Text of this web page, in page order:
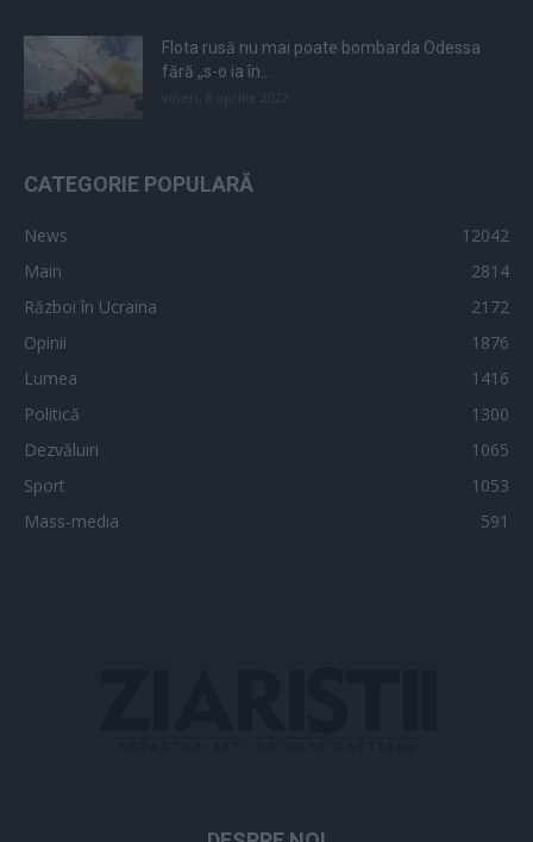
Flota rusă nu mai poate bombarda Odessa
fără „s-o ia în...
CATEGORIE POPULARĂ
News
12042
Main
2814
Război în Ucraina
2172
Opinii
1876
Lumea
1416
Politică
1300
Dezvăluiri
1065
Sport
1053
Mass-media
591